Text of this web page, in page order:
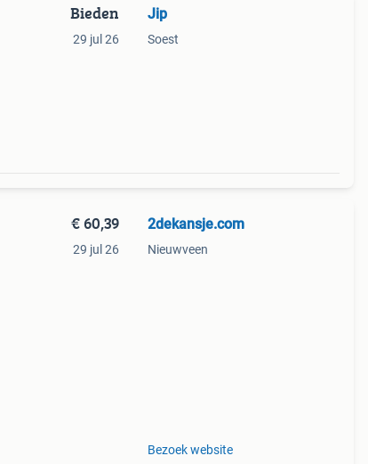
Bieden
29 jul 26
Jip
Soest
€ 60,39
29 jul 26
2dekansje.com
Nieuwveen
Bezoek website